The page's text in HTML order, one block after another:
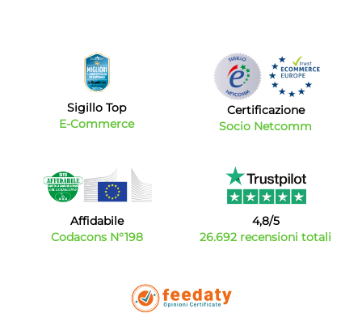
Sigillo Top
E-Commerce
Certificazione
Socio Netcomm
Affidabile
Codacons N°198
4,8/5
26.692 recensioni totali